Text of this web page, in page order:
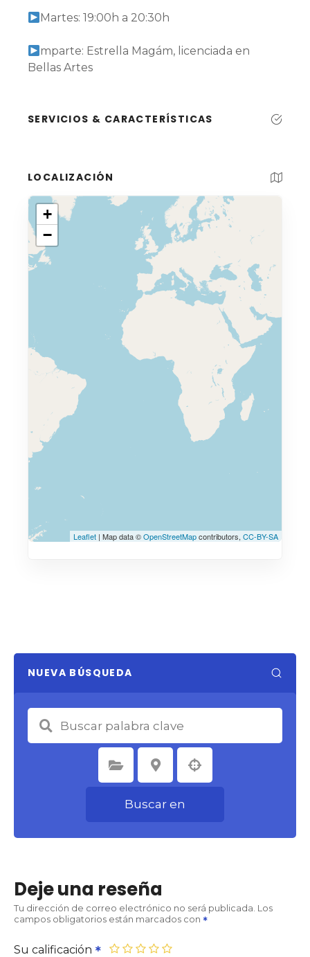
Martes: 19:00h a 20:30h
mparte: Estrella Magám, licenciada en
Bellas Artes
SERVICIOS & CARACTERÍSTICAS
LOCALIZACIÓN
+
−
Leaflet | Map data ©OpenStreetMapcontributors, CC-BY-SA
NUEVA BÚSQUEDA
Seleccione la categoría Seleccione la ubicación
Buscar en
Deje una reseña
Tu dirección de correo electrónico no será publicada. Los
campos obligatorios están marcados con
Su calificación